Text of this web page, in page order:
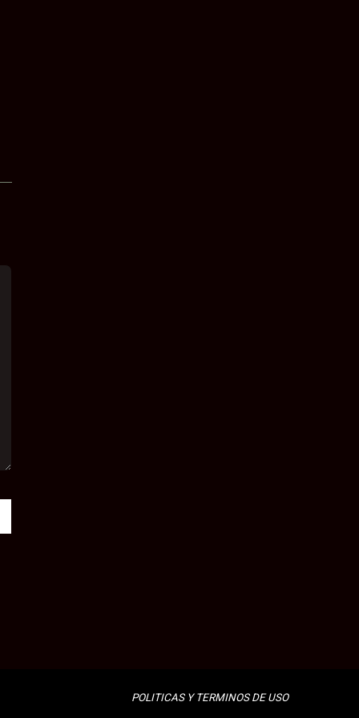
POLITICAS Y TERMINOS DE USO